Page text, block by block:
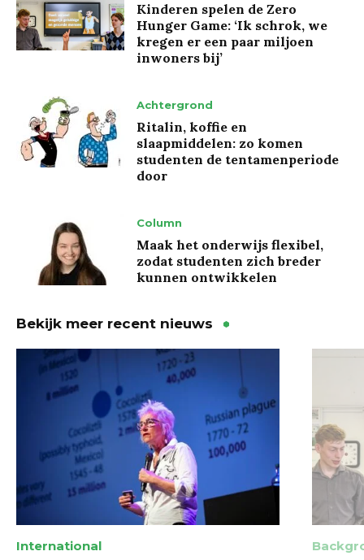
Kinderen spelen de Zero
Hunger Game: ‘Ik schrok, we
kregen er een paar miljoen
inwoners bij’
Achtergrond
Ritalin, koffie en
slaapmiddelen: zo komen
studenten de tentamenperiode
door
Column
Maak het onderwijs flexibel,
zodat studenten zich breder
kunnen ontwikkelen
Bekijk meer recent nieuws
International